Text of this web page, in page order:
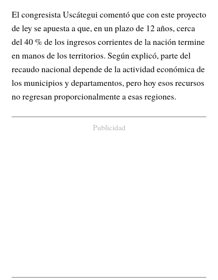
El congresista Uscátegui comentó que con este proyecto
de ley se apuesta a que, en un plazo de 12 años, cerca
del 40 % de los ingresos corrientes de la nación termine
en manos de los territorios. Según explicó, parte del
recaudo nacional depende de la actividad económica de
los municipios y departamentos, pero hoy esos recursos
no regresan proporcionalmente a esas regiones.
Publicidad